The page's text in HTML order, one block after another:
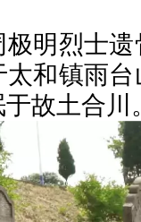
极明烈士
和镇雨
故土合川